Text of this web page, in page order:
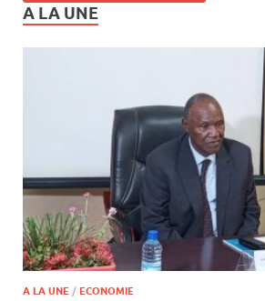
A LA UNE
A LA UNE / ECONOMIE